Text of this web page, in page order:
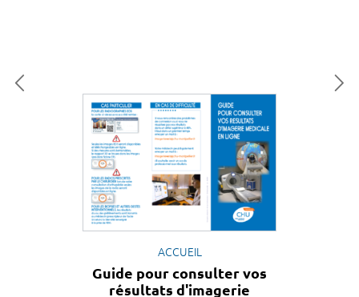
ACCUEIL
Guide pour consulter vos
résultats d'imagerie